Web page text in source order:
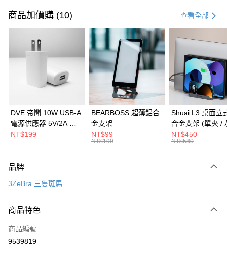
信用卡一次付款
3 期 0 利率 每期 NT$893
第一商業銀行
華南商業銀行
彰化商業銀行
上海商業儲蓄銀行
台北富邦商業銀行
兆豐國際商業銀行
臺灣中小企業銀行
台中商業銀行
匯豐（台灣）商業銀行
華泰商業銀行
聯邦商業銀行
元大商業銀行
台灣樂天信用卡公司
NT$446 21家銀行
合作金庫商業銀行
第一商業銀行
彰化商業銀行
台北富邦商業銀行
國泰世華商業銀行
兆豐國際商業銀行
臺灣中小企業銀行
匯豐（台灣）商業銀行
玉山商業銀行
台灣樂天信用卡公司
街口支付
悠遊付
相關說明
1.本服務由台灣大哥大提供，台灣大哥大用戶可立即使用無須另外申請。
2.付款方式選擇「大哥付你分期」，訂單成立後會自動跳轉到大哥付的交易
ATM付款
貨到付款
商品加價購 (10) 查看全部
DVE 帝聞 10W USB-A
電源供應器 5V/2A 充
電頭 (適用閱讀器、小
NT$199
BEARBOSS 超薄鋁合
金支架
NT$99
NT$199
Shuai L3 桌面立
合金支架 (單夾 /
NT$450
NT$580
品牌
3ZeBra 三隻斑馬
商品特色
商品編號
9539819